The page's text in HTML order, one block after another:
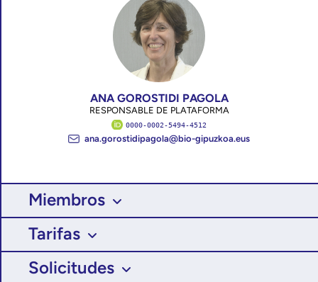
ANA GOROSTIDI PAGOLA
RESPONSABLE DE PLATAFORMA
0000-0002-5494-4512
ana.gorostidipagola@bio-gipuzkoa.eus
Miembros
Tarifas
Solicitudes